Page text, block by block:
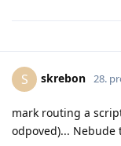
S skrebon 28.
mark routing a
odpoved)... Nebude